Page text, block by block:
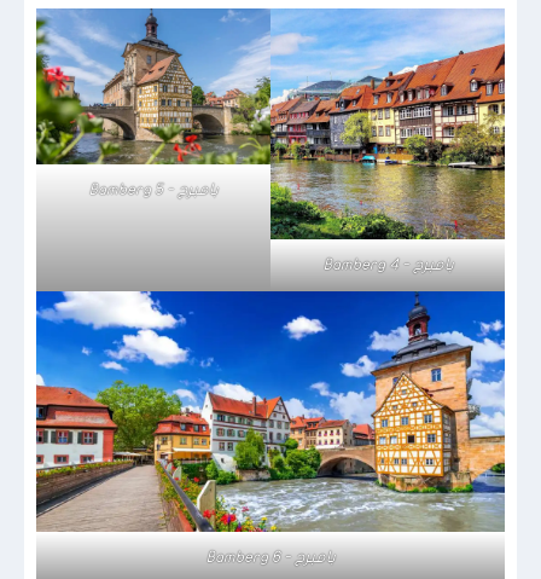
بامبرج - Bamberg 4
بامبرج - Bamberg 5
بامبرج - Bamberg 6